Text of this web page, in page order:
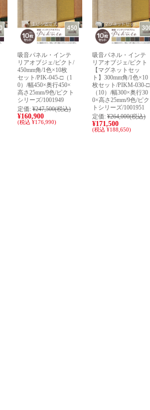
吸音パネル・インテ
リアオブジェ/ピクト/
450mm角/1色×10枚
セット/PIK-045-□（1
0）/幅450×奥行450×
高さ25mm/9色/ピクト
シリーズ/1001949
定価: ¥247,500(税込)
¥160,900
(税込 ¥176,990)
吸音パネル・インテ
リアオブジェ/ピクト
【マグネットセッ
ト】300mm角/1色×10
枚セット/PIKM-030-□
（10）/幅300×奥行30
0×高さ25mm/9色/ピク
トシリーズ/1001951
定価: ¥264,000(税込)
¥171,500
(税込 ¥188,650)